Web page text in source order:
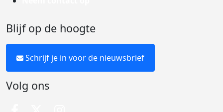
Blijf op de hoogte
Schrijf je in voor de nieuwsbrief
Volg ons